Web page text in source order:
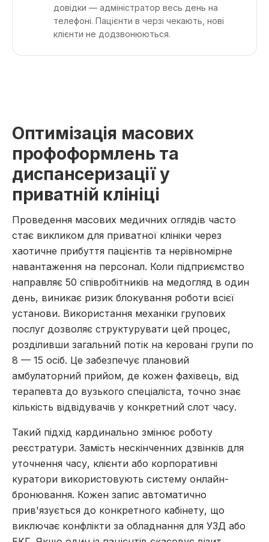
довідки — адміністратор весь день на
телефоні. Пацієнти в черзі чекають, нові
клієнти не додзвонюються.
Оптимізація масових
профоформлень та
диспансеризації у
приватній клініці
Проведення масових медичних оглядів часто
стає викликом для приватної клініки через
хаотичне прибуття пацієнтів та нерівномірне
навантаження на персонал. Коли підприємство
направляє 50 співробітників на медогляд в один
день, виникає ризик блокування роботи всієї
установи. Використання механіки групових
послуг дозволяє структурувати цей процес,
розділивши загальний потік на керовані групи по
8 — 15 осіб. Це забезпечує плановий
амбулаторний прийом, де кожен фахівець, від
терапевта до вузького спеціаліста, точно знає
кількість відвідувачів у конкретний слот часу.
Такий підхід кардинально змінює роботу
реєстратури. Замість нескінченних дзвінків для
уточнення часу, клієнти або корпоративні
куратори використовують систему онлайн-
бронювання. Кожен запис автоматично
прив'язується до конкретного кабінету, що
виключає конфлікти за обладнання для УЗД або